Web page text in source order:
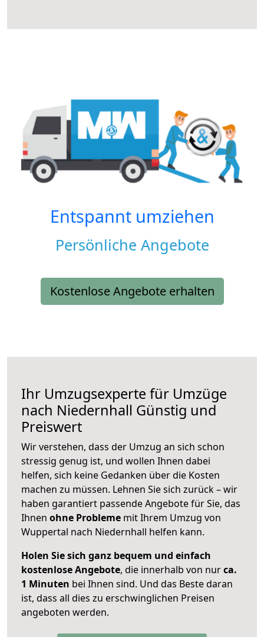
Entspannt umziehen
Persönliche Angebote
Kostenlose Angebote erhalten
Ihr Umzugsexperte für Umzüge
nach Niedernhall Günstig und
Preiswert
Wir verstehen, dass der Umzug an sich schon
stressig genug ist, und wollen Ihnen dabei
helfen, sich keine Gedanken über die Kosten
machen zu müssen. Lehnen Sie sich zurück – wir
haben garantiert passende Angebote für Sie, das
Ihnen ohne Probleme mit Ihrem Umzug von
Wuppertal nach Niedernhall helfen kann.
Holen Sie sich ganz bequem und einfach
kostenlose Angebote, die innerhalb von nurca.
1 Minuten bei Ihnen sind. Und das Beste daran
ist, dass all dies zu erschwinglichen Preisen
angeboten werden.